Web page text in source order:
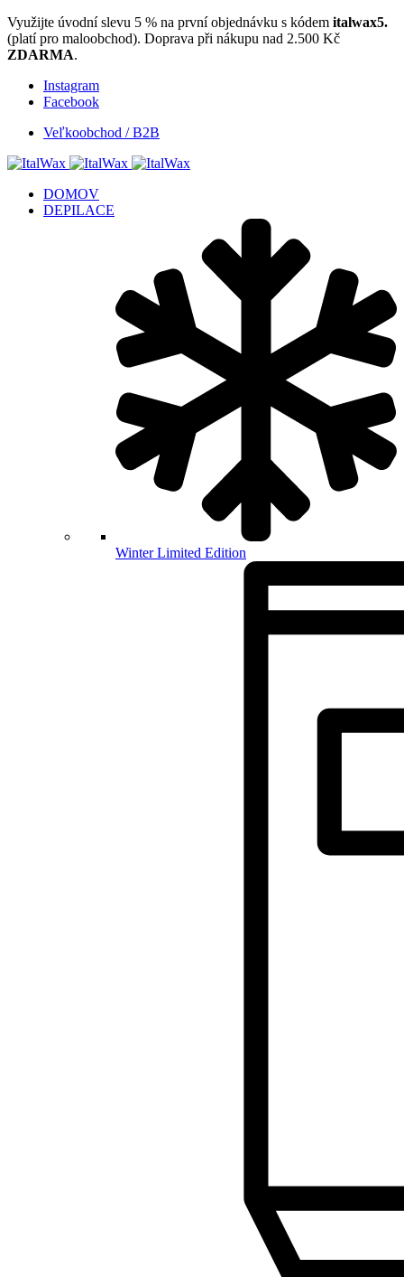
Využijte úvodní slevu 5 % na první objednávku s kódem italwax5.
(platí pro maloobchod). Doprava při nákupu nad 2.500 Kč
ZDARMA.
Instagram
Facebook
Veľkoobchod / B2B
DOMOV
DEPILACE
Winter Limited Edition